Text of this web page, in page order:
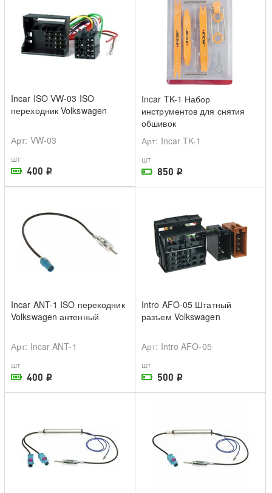
В наличии в магазине
Incar ISO VW-03 ISO
переходник Volkswagen
Арт: VW-03
шт
400 i На складе поставщика
Incar TK-1 Набор
инструментов для снятия
обшивок
Арт: Incar TK-1
шт
850 i
В наличии в магазине
Incar ANT-1 ISO переходник
Volkswagen антенный
Арт: Incar ANT-1
шт
400 i На складе поставщика
Intro AFO-05 Штатный
разъем Volkswagen
Арт: Intro AFO-05
шт
500 i